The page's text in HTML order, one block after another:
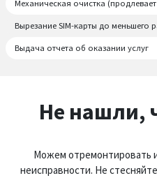
Механическая очистка
Вырезание SIM-карты до меньшего
Выдача отчета об оказании услуг
Не нашли,
Можем отремонтировать
неисправности. Не